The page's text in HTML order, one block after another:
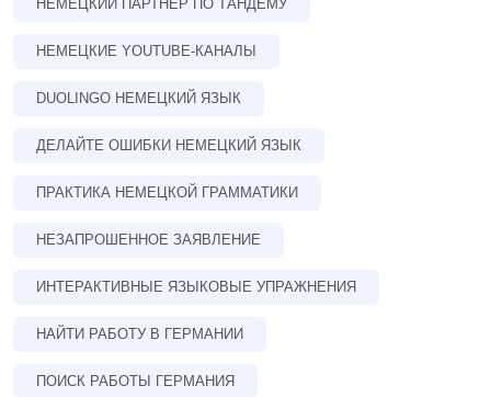
НЕМЕЦКИЙ ПАРТНЕР ПО ТАНДЕМУ
НЕМЕЦКИЕ YOUTUBE-КАНАЛЫ
DUOLINGO НЕМЕЦКИЙ ЯЗЫК
ДЕЛАЙТЕ ОШИБКИ НЕМЕЦКИЙ ЯЗЫК
ПРАКТИКА НЕМЕЦКОЙ ГРАММАТИКИ
НЕЗАПРОШЕННОЕ ЗАЯВЛЕНИЕ
ИНТЕРАКТИВНЫЕ ЯЗЫКОВЫЕ УПРАЖНЕНИЯ
НАЙТИ РАБОТУ В ГЕРМАНИИ
ПОИСК РАБОТЫ ГЕРМАНИЯ